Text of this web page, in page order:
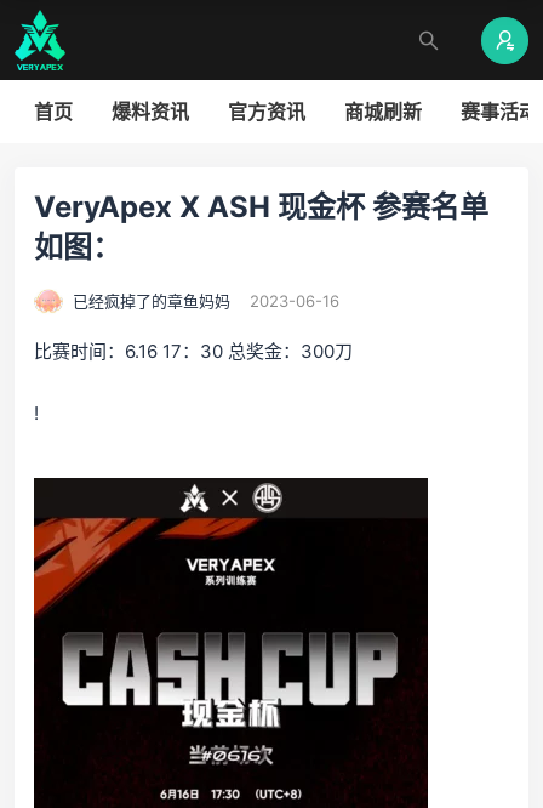
首页 爆料资讯 官方资讯 商城刷新 赛事活动
VeryApex X ASH 现金杯 参赛名单
如图：
已经疯掉了的章鱼妈妈 2023-06-16
比赛时间：6.16 17：30 总奖金：300刀
!